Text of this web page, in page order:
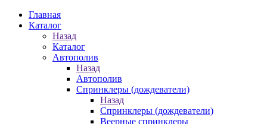
Главная
Каталог
Назад
Каталог
Автополив
Назад
Автополив
Спринклеры (дождеватели)
Назад
Спринклеры (дождеватели)
Веерные спринклеры